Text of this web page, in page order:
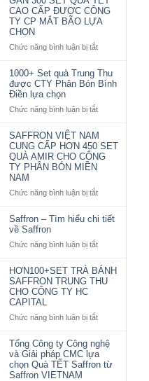
TY
CP
SET
QUÀ
VIỆT
NAM
CAO CẤP ĐƯỢC CÔNG
TY CP MẮT BÃO LỰA
CHỌN
Chức năng bình luận bị tắt
300
SET
CẤP
ĐƯỢC
CÔNG
LỰA
1000+ Set quà Trung Thu
được CTY Phân Bón Bình
Điền lựa chọn
Chức năng bình luận bị tắt
Set
quà
Trung
Bón
chọn
SAFFRON VIỆT NAM
CUNG CẤP HƠN 450 SET
QUÀ AMIR CHO CÔNG
TY PHÂN BÓN MIỀN
NAM
Chức năng bình luận bị tắt
VIỆT
HƠN
450
TY
PHÂN
Saffron – Tìm hiểu chi tiết
về Saffron
Chức năng bình luận bị tắt
–
Tìm
Saffron
HƠN100+SET TRÀ BÁNH
SAFFRON TRUNG THU
CHO CÔNG TY HC
CAPITAL
Chức năng bình luận bị tắt
TRÀ
BÁNH
SAFFRON
Tổng Công ty Công nghệ
và Giải pháp CMC lựa
chọn Quà TẾT Saffron từ
Saffron VIETNAM